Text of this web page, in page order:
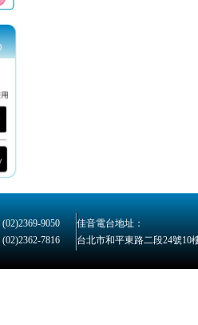
9050
佳音電台地址：
7816
台北市和平東路二段24號10